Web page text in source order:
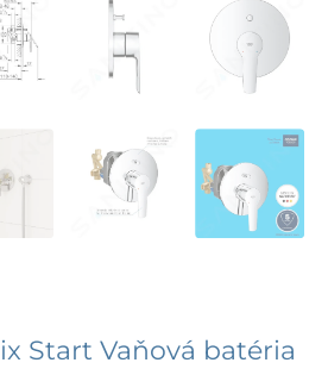
Start Vaňová batéria